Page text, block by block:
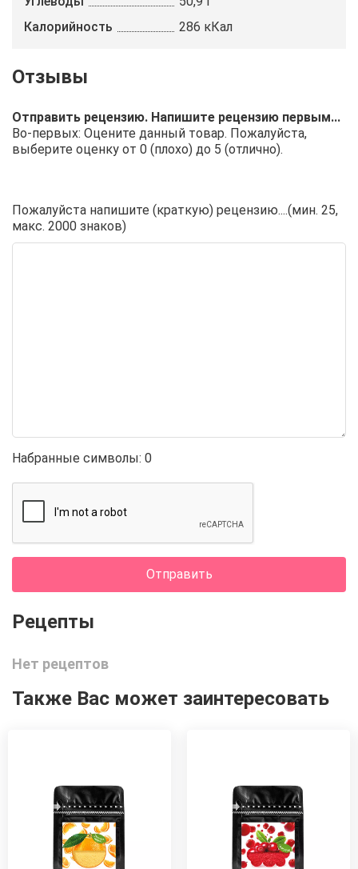
Калорийность
286 кКал
Отправить рецензию. Напишите рецензию первым...
Во-первых: Оцените данный товар. Пожалуйста,
выберите оценку от 0 (плохо) до 5 (отлично).
Пожалуйста напишите (краткую) рецензию....(мин. 25,
макс. 2000 знаков)
Набранные символы: 0
Отправить
Нет рецептов
Также Вас может заинтересовать